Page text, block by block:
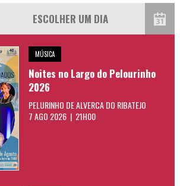
MÚSICA
Noites no Largo do Pelourinho
2026
PELURINHO DE ALVERCA DO RIBATEJO
7 AGO 2026 | 21H00